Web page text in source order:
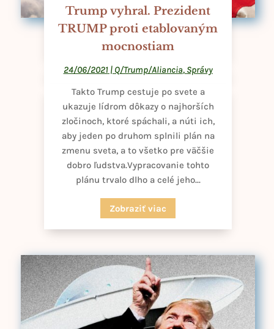
Trump vyhral. Prezident
TRUMP proti etablovaným
mocnostiam
24/06/2021| Q/Trump/Aliancia, Správy
Takto Trump cestuje po svete a
ukazuje lídrom dôkazy o najhorších
zločinoch, ktoré spáchali, a núti ich,
aby jeden po druhom splnili plán na
zmenu sveta, a to všetko pre väčšie
dobro ľudstva.Vypracovanie tohto
plánu trvalo dlho a celé jeho...
Zobraziť viac